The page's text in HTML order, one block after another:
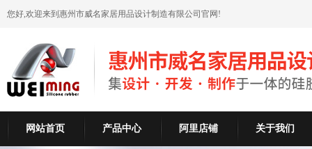
您好,欢迎来到惠州市威名家居用品设计制造有限公司官网!
网站首页 产品中心 阿里店铺 关于我们